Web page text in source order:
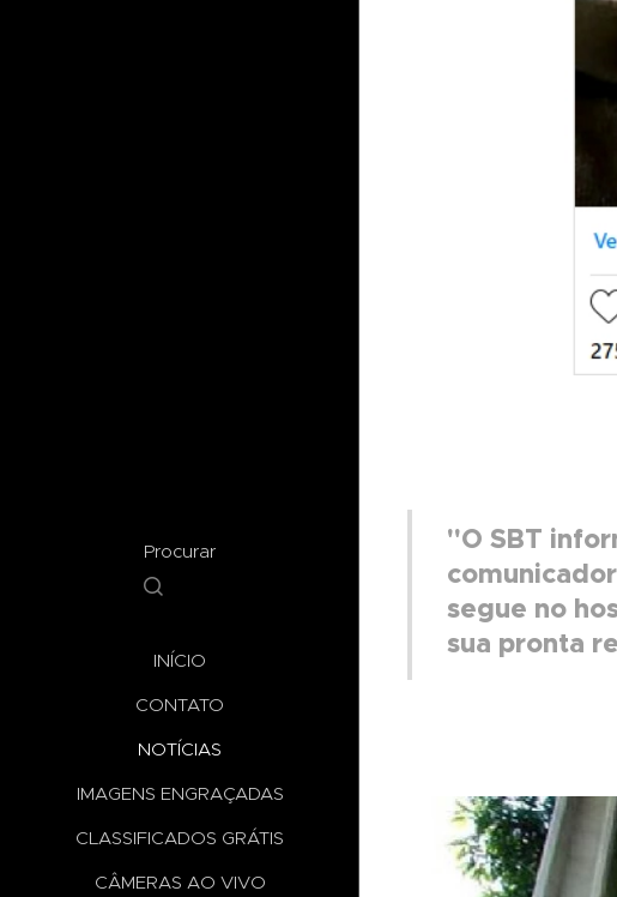
Procurar
INÍCIO
CONTATO
NOTÍCIAS
IMAGENS ENGRAÇADAS
CLASSIFICADOS GRÁTIS
CÂMERAS AO VIVO
"O SBT
segue no
sua pronta